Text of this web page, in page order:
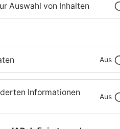
KREIS MILTENBERG